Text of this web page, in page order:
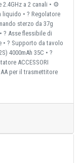
2.4GHz a 2 canali • ⚙️
• ? Regolatore
sterzo da 37g
? Asse flessibile di
• ? Supporto da tavolo
4000mAh 35C • ?
ACCESSORI
AA per il trasmettitore